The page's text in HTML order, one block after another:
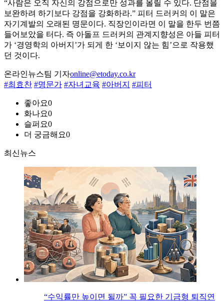
“사람은 오직 자신의 강점으로만 성과를 올릴 수 있다. 단점을
보완하려 하기보다 강점을 강화하라.” 피터 드러커의 이 말은
자기계발의 오래된 명문이다. 직장인이라면 이 말을 한두 번쯤
들어보았을 터다. 즉 아돌프 드러커의 관계지향성은 아들 피터
가 ‘경영학의 아버지’가 되게 한 ‘보이지 않는 힘’으로 작용했
던 것이다.
온라인뉴스팀 기자online@etoday.co.kr
#최효찬 #명문가 #자녀교육 #아버지 #피터
좋아요0
화나요0
슬퍼요0
더 궁금해요0
최신뉴스
“수익률만 높이면 될까” 꼭 필요한 기금형 퇴직연